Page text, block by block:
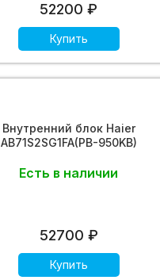
52200 ₽
Купить
Внутренний блок Haier
AB71S2SG1FA(PB-950KB)
Есть в наличии
52700 ₽
Купить